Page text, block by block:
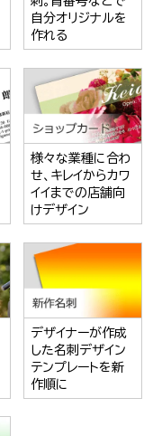
自分オリジナルを
作れる
様々な業種に合わ
せ、キレイからカワ
イイまでの店舗向
けデザイン
デザイナーが作成
した名刺デザイン
テンプレートを新
作順に